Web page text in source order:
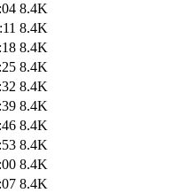
8.4K
8.4K
8.4K
8.4K
8.4K
8.4K
8.4K
8.4K
8.4K
8.4K